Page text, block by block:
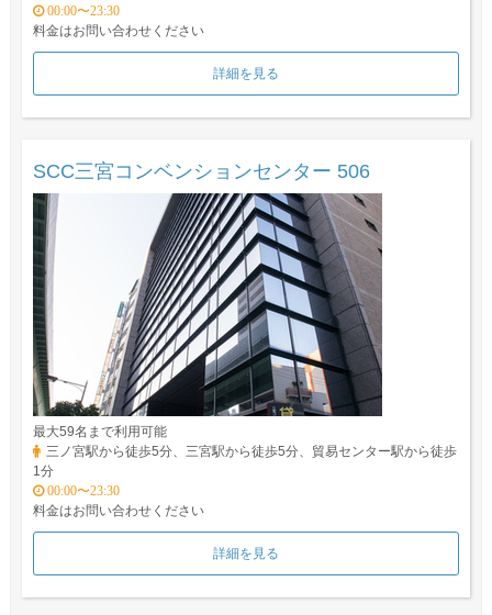
00:00〜23:30
料金はお問い合わせください
詳細を見る
SCC三宮コンベンションセンター 506
最大59名まで利用可能
三ノ宮駅から徒歩5分、三宮駅から徒歩5分、貿易センター駅から徒歩
1分
00:00〜23:30
料金はお問い合わせください
詳細を見る